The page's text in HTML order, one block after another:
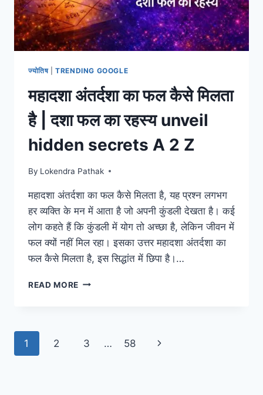
A
2
Z
INFO
ज्योतिष|TRENDING GOOGLE
महादशा अंतर्दशा का फल कैसे मिलता
है | दशा फल का रहस्य unveil
hidden secrets A 2 Z
By Lokendra Pathak
महादशा अंतर्दशा का फल कैसे मिलता है, यह प्रश्न लगभग
हर व्यक्ति के मन में आता है जो अपनी कुंडली देखता है। कई
लोग कहते हैं कि कुंडली में योग तो अच्छा है, लेकिन जीवन में
फल क्यों नहीं मिल रहा। इसका उत्तर महादशा अंतर्दशा का
फल कैसे मिलता है, इस सिद्धांत में छिपा है।…
READ MORE महादशा
मिलता
Page
1 2 3 … 58
Next